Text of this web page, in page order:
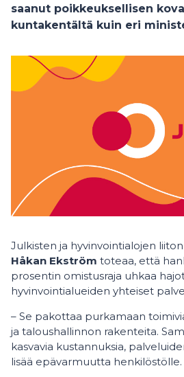
saanut poikkeuksellisen
kuntakentältä kuin eri
Julkisten ja hyvinvointialojen
Håkan Ekström toteaa, että
prosentin omistusraja uhkaa
hyvinvointialueiden yhteiset
– Se pakottaa purkamaan
ja taloushallinnon rakenteita.
kasvavia kustannuksia,
lisää epävarmuutta henkilöstölle.